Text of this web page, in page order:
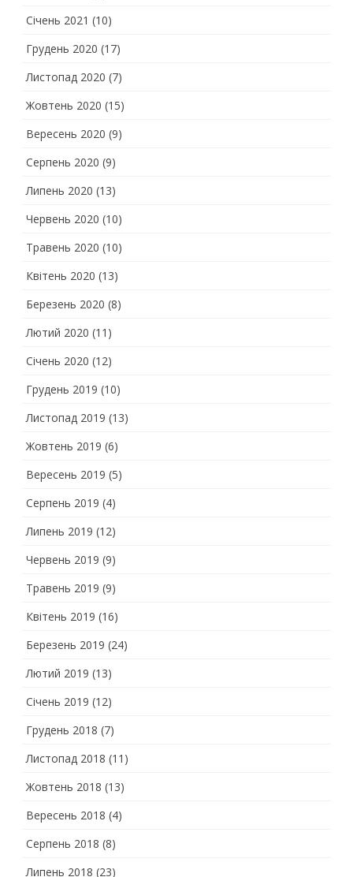
Січень 2021 (10)
Грудень 2020 (17)
Листопад 2020 (7)
Жовтень 2020 (15)
Вересень 2020 (9)
Серпень 2020 (9)
Липень 2020 (13)
Червень 2020 (10)
Травень 2020 (10)
Квітень 2020 (13)
Березень 2020 (8)
Лютий 2020 (11)
Січень 2020 (12)
Грудень 2019 (10)
Листопад 2019 (13)
Жовтень 2019 (6)
Вересень 2019 (5)
Серпень 2019 (4)
Липень 2019 (12)
Червень 2019 (9)
Травень 2019 (9)
Квітень 2019 (16)
Березень 2019 (24)
Лютий 2019 (13)
Січень 2019 (12)
Грудень 2018 (7)
Листопад 2018 (11)
Жовтень 2018 (13)
Вересень 2018 (4)
Серпень 2018 (8)
Липень 2018 (23)